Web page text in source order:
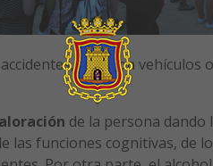
bien con vehículos
de la persona dando
las funciones cognitivas, de